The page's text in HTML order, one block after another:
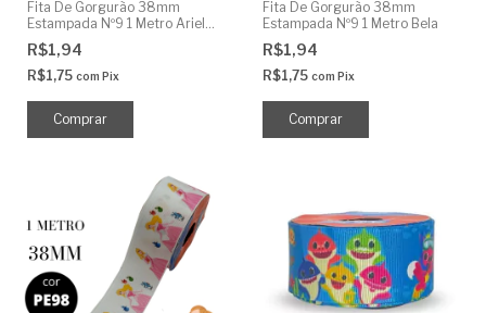
Fita De Gorgurão 38mm
Estampada Nº9 1 Metro Ariel
Linguado
R$1,94
R$1,75 com Pix
Fita De Gorgurão 38mm
Estampada Nº9 1 Metro Bela
R$1,94
R$1,75 com Pix